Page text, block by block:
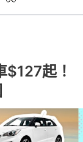
$127起！